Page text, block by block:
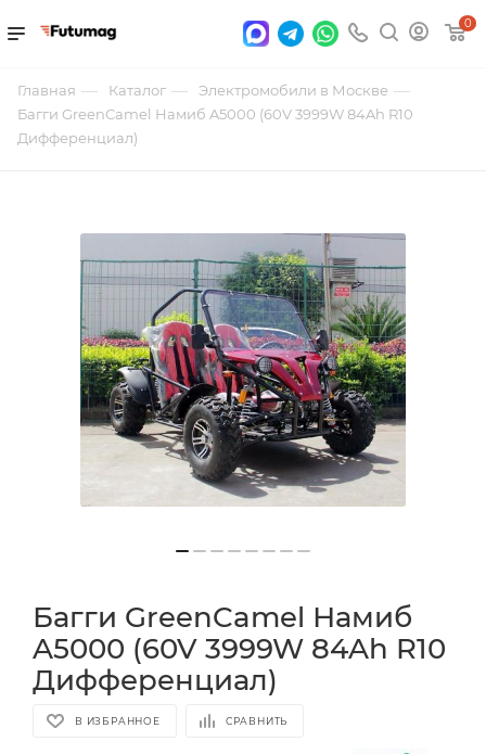
0
Главная — Каталог — Электромобили в Москве —
Багги GreenCamel Намиб A5000 (60V 3999W 84Ah R10
Дифференциал)
Багги GreenCamel Намиб
A5000 (60V 3999W 84Ah R10
Дифференциал)
В ИЗБРАННОЕ СРАВНИТЬ